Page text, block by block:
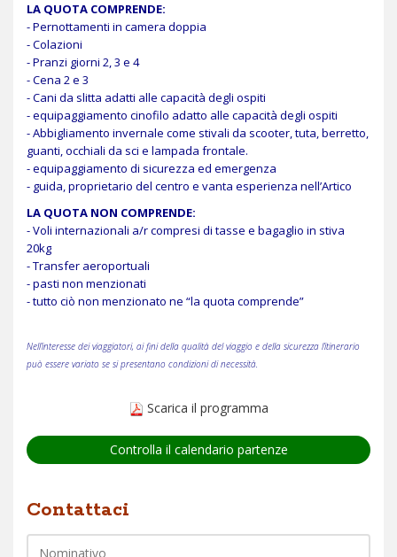
LA QUOTA COMPRENDE:
- Pernottamenti in camera doppia
- Colazioni
- Pranzi giorni 2, 3 e 4
- Cena 2 e 3
- Cani da slitta adatti alle capacità degli ospiti
- equipaggiamento cinofilo adatto alle capacità degli ospiti
- Abbigliamento invernale come stivali da scooter, tuta, berretto,
guanti, occhiali da sci e lampada frontale.
- equipaggiamento di sicurezza ed emergenza
- guida, proprietario del centro e vanta esperienza nell’Artico
LA QUOTA NON COMPRENDE:
- Voli internazionali a/r compresi di tasse e bagaglio in stiva
20kg
- Transfer aeroportuali
- pasti non menzionati
- tutto ciò non menzionato ne “la quota comprende”
Nell’interesse dei viaggiatori, ai fini della qualità del viaggio e della sicurezza l’itinerario
può essere variato se si presentano condizioni di necessità.
Scarica il programma
Controlla il calendario partenze
Contattaci